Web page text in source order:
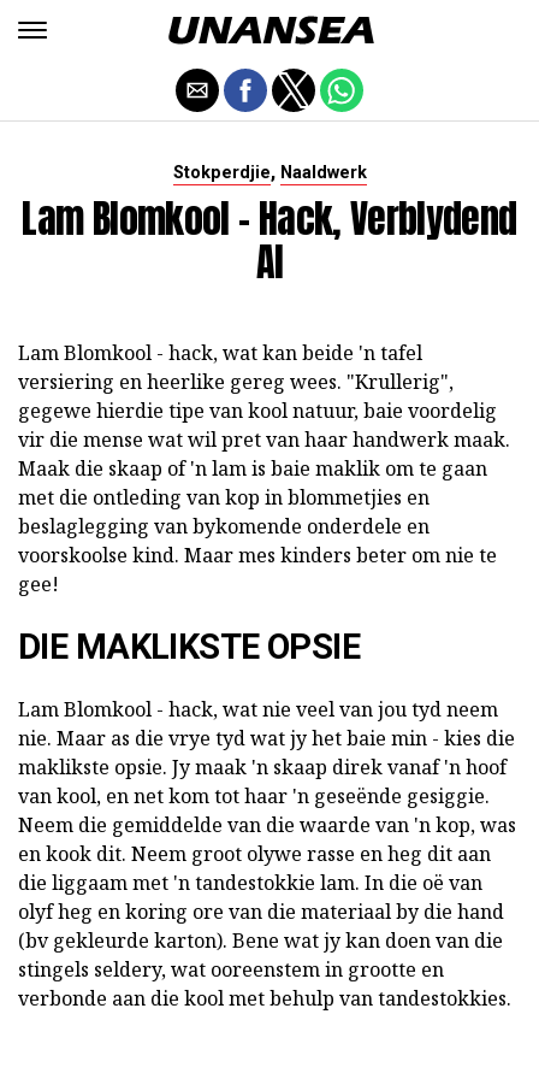
Stokperdjie, Naaldwerk
Lam Blomkool - Hack, Verblydend
Al
Lam Blomkool - hack, wat kan beide 'n tafel
versiering en heerlike gereg wees. "Krullerig",
gegewe hierdie tipe van kool natuur, baie voordelig
vir die mense wat wil pret van haar handwerk maak.
Maak die skaap of 'n lam is baie maklik om te gaan
met die ontleding van kop in blommetjies en
beslaglegging van bykomende onderdele en
voorskoolse kind. Maar mes kinders beter om nie te
gee!
DIE MAKLIKSTE OPSIE
Lam Blomkool - hack, wat nie veel van jou tyd neem
nie. Maar as die vrye tyd wat jy het baie min - kies die
maklikste opsie. Jy maak 'n skaap direk vanaf 'n hoof
van kool, en net kom tot haar 'n geseënde gesiggie.
Neem die gemiddelde van die waarde van 'n kop, was
en kook dit. Neem groot olywe rasse en heg dit aan
die liggaam met 'n tandestokkie lam. In die oë van
olyf heg en koring ore van die materiaal by die hand
(bv gekleurde karton). Bene wat jy kan doen van die
stingels seldery, wat ooreenstem in grootte en
verbonde aan die kool met behulp van tandestokkies.